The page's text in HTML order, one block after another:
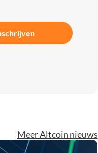
Meer Altcoin nieuws